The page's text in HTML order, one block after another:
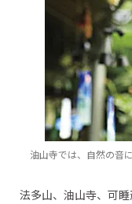
油山寺では、自然の音
法多山、油山寺、可